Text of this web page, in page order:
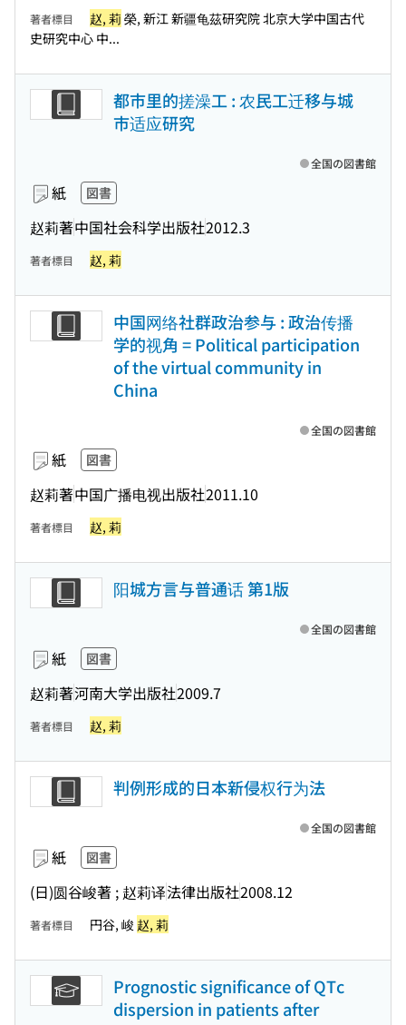
著者標目 赵, 莉 榮, 新江 新疆龟茲研究院 北京大学中国古代
史研究中心 中...
都市里的搓澡工 : 农民工迁移与城
市适应研究
紙 図書
赵莉著中国社会科学出版社2012.3
全国の図書館
著者標目 赵, 莉
中国网络社群政治参与 : 政治传播
学的视角 = Political participation
of the virtual community in
China
紙 図書
赵莉著中国广播电视出版社2011.10
全国の図書館
著者標目 赵, 莉
阳城方言与普通话 第1版
紙 図書
赵莉著河南大学出版社2009.7
全国の図書館
著者標目 赵, 莉
判例形成的日本新侵权行为法
紙 図書
(日)圆谷峻著 ; 赵莉译法律出版社2008.12
全国の図書館
著者標目 円谷, 峻 赵, 莉
Prognostic significance of QTc
dispersion in patients after